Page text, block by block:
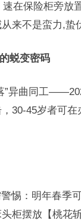
在保险柜旁放
来不是蛮力,蛰
蜕变密码
”异曲同工
30-45岁者可
惕：明年春季
柜摆放【桃花